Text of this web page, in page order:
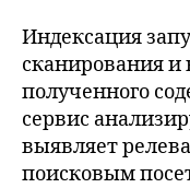
Индексация
сканирования и
полученного
сервис
выявляет
поисковым